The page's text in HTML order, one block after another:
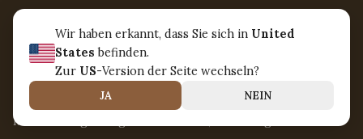
Wir haben erkannt, dass Sie sich in United
States befinden.
Zur US-Version der Seite wechseln?
JA
NEIN
Wir verbinden die Welt durch die universelle Sprache der
Musik. Handgefertigte Instrumente, nachhaltig beschafft.